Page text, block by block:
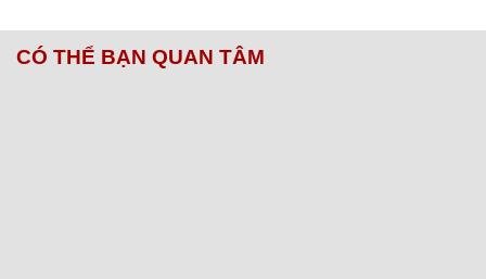
CÓ THỂ BẠN QUAN TÂM